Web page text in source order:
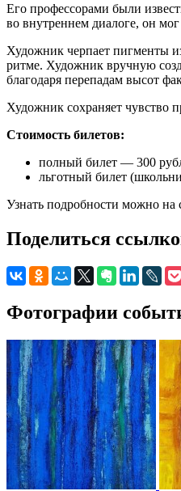
Его профессорами были
во внутреннем диалоге, он
Художник черпает пигменты
ритме. Художник вручную
благодаря перепадам высот
Художник сохраняет чувство
Стоимость билетов:
полный билет — 300
льготный билет
Узнать подробности можно на
Поделиться
Фотографии